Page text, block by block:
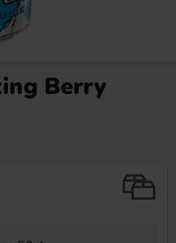
frutti 2.6kg
349.90 kr
Berry